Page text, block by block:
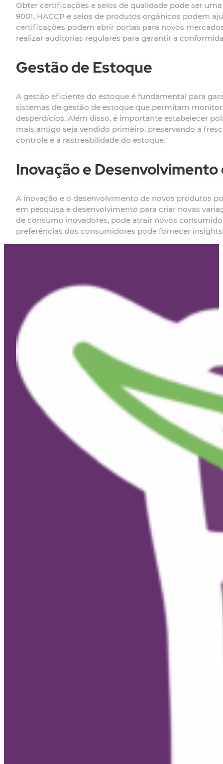
Obter certificações e selos de qualidade pode ser
9001, HACCP e selos de produtos orgânicos podem
certificações podem abrir portas para novos
realizar auditorias regulares para garantir a
Gestão de Estoque
A gestão eficiente do estoque é fundamental para
sistemas de gestão de estoque que permitam
desperdícios. Além disso, é importante estabelecer
mais antigo seja vendido primeiro, preservando a
controle e a rastreabilidade do estoque.
Inovação e
A inovação e o desenvolvimento de novos produtos
em pesquisa e desenvolvimento para criar novas
de consumo inovadores, pode atrair novos
preferências dos consumidores pode fornecer